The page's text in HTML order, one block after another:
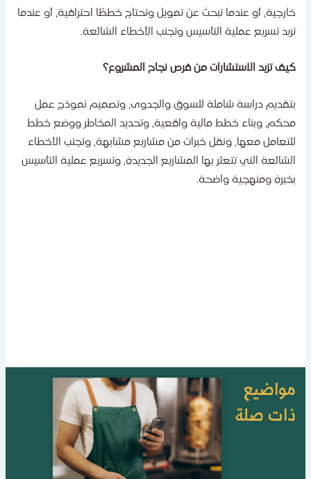
أو عندما تبحث عن تمويل وتحتاج خططًا احترافية، أو عندما
تسريع عملية التأسيس وتجنب الأخطاء الشائعة.
تزيد الاستشارات من فرص نجاح المشروع؟
دراسة شاملة للسوق والجدوى، وتصميم نموذج عمل
وبناء خطط مالية واقعية، وتحديد المخاطر ووضع خطط
معها، ونقل خبرات من مشاريع مشابهة، وتجنب الأخطاء
التي تتعثر بها المشاريع الجديدة، وتسريع عملية التأسيس
ومنهجية واضحة.
صلة